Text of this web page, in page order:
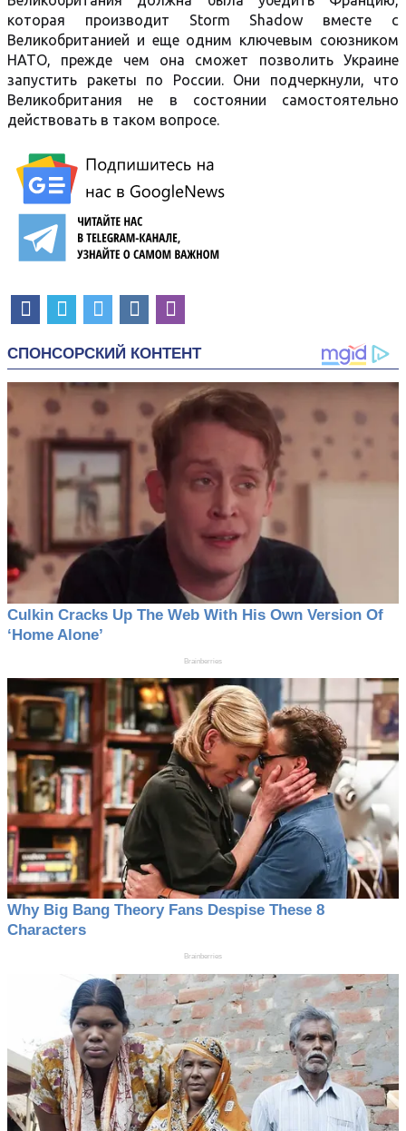
которая производит Storm Shadow вместе с
Великобританией и еще одним ключевым союзником
НАТО, прежде чем она сможет позволить Украине
запустить ракеты по России. Они подчеркнули, что
Великобритания не в состоянии самостоятельно
действовать в таком вопросе.